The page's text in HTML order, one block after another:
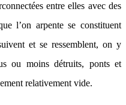
entre elles avec des
l’on arpente se constituent
et se ressemblent, on y
ou moins détruits, ponts et
relativement vide.